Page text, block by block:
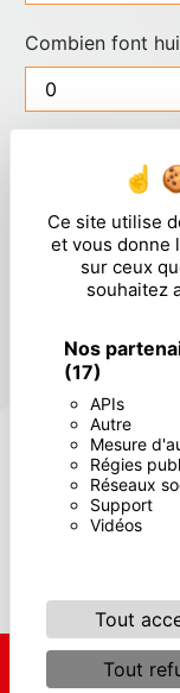
Ce site utilise
et vous donne
sur ceux
souhaitez
Nos
(17)
APIs
Autre
Mesure
Régies
Réseaux
Support
Vidéos
Tout
Tout
Combien font
En cochant
particulières
** Les données
aux fins de vous
informatisé. Elles
seul but de
seront
disposez de droits
portabilité, de
consentement à
réclamation
d’organiser le sort
exercer ces droits
électronique à
être demandé.
de prise de
aux fins
site cnil.fr pour